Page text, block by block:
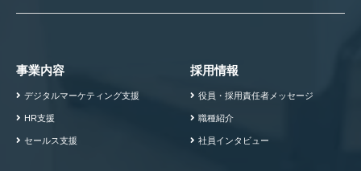
事業内容
デジタルマーケティング支援
HR支援
セールス支援
採用情報
役員・採用責任者メッセージ
職種紹介
社員インタビュー